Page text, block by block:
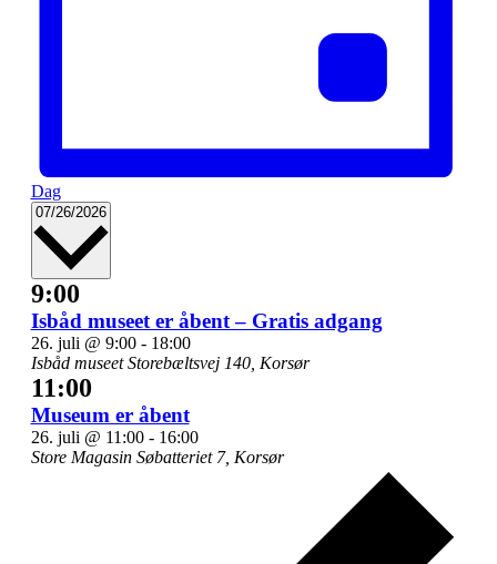
Dag
07/26/2026 Vælg
9:00
Isbåd museet er åbent – Gratis adgang
26. juli @ 9:00- 18:00
Isbåd museetStorebæltsvej 140, Korsør
11:00
Museum er åbent
26. juli @ 11:00- 16:00
Store Magasin Søbatteriet 7, Korsør